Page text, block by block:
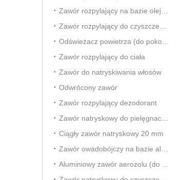
Zawór rozpylający do ciała
Zawór do natryskiwania włosów
Odwrócony zawór
Zawór rozpylający dezodorant
Ciągły zawór natryskowy 20 mm